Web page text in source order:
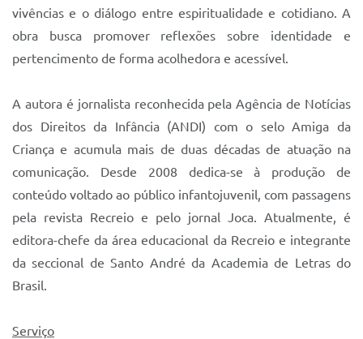
vivências e o diálogo entre espiritualidade e cotidiano. A
obra busca promover reflexões sobre identidade e
pertencimento de forma acolhedora e acessível.
A autora é jornalista reconhecida pela Agência de Notícias
dos Direitos da Infância (ANDI) com o selo Amiga da
Criança e acumula mais de duas décadas de atuação na
comunicação. Desde 2008 dedica-se à produção de
conteúdo voltado ao público infantojuvenil, com passagens
pela revista Recreio e pelo jornal Joca. Atualmente, é
editora-chefe da área educacional da Recreio e integrante
da seccional de Santo André da Academia de Letras do
Brasil.
Serviço